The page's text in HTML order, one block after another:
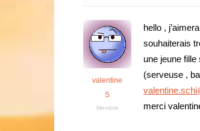
valentine
S
Membre
hello ,
souhaiterais
une jeune fille
(serveuse ,
merci